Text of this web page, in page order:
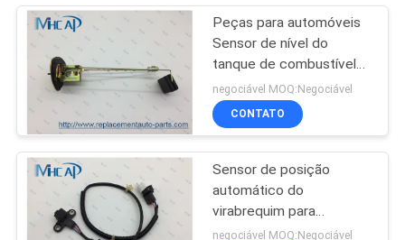
Auto filtro de ar
82
Peças para automóveis
Sensor de nível do
tanque de combustível
Medidor OEM
MB571603 Mitsubishi
Montero Pajero
negociável MOQ:Negociável
CONTATO
Sensor de posição
automático do
virabrequim para
Mitsubishi Pajero OEM
negociável MOQ:Negociável